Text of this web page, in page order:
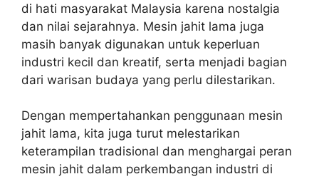
di hati masyarakat Malaysia karena nostalgia
dan nilai sejarahnya. Mesin jahit lama juga
masih banyak digunakan untuk keperluan
industri kecil dan kreatif, serta menjadi bagian
dari warisan budaya yang perlu dilestarikan.
Dengan mempertahankan penggunaan mesin
jahit lama, kita juga turut melestarikan
keterampilan tradisional dan menghargai peran
mesin jahit dalam perkembangan industri di